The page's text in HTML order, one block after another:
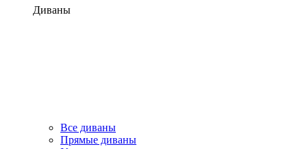
Диваны
Все диваны
Прямые диваны